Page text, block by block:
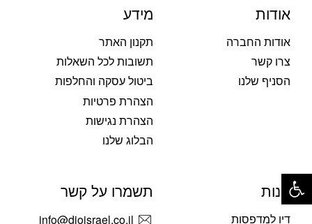
אודות
אודות החברה
צרו קשר
הסניף שלנו
מידע
תקנון האתר
תשובות לכל השאלות
ביטול עסקה והחלפות
הצהרת פרטיות
הצהרת נגישות
הבלוג שלנו
חנות
דיו למדפסות
תשמרו על קשר
info@dioisrael.co.il
פתח סרגל נגישות